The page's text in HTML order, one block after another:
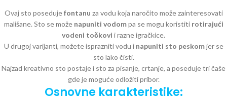
Ovaj sto posedujefontanu za vodu koja naročito može zainteresovati
mališane. Sto se može napuniti vodompa se mogu koristiti rotirajući
vodeni točkovi i razne igračkice.
U drugoj varijanti, možete isprazniti vodu i napuniti sto peskomjer se
sto lako čisti.
Najzad kreativno sto postaje i sto za pisanje, crtanje, a poseduje tri čaše
gde je moguće odložiti pribor.
Osnovne karakteristike: